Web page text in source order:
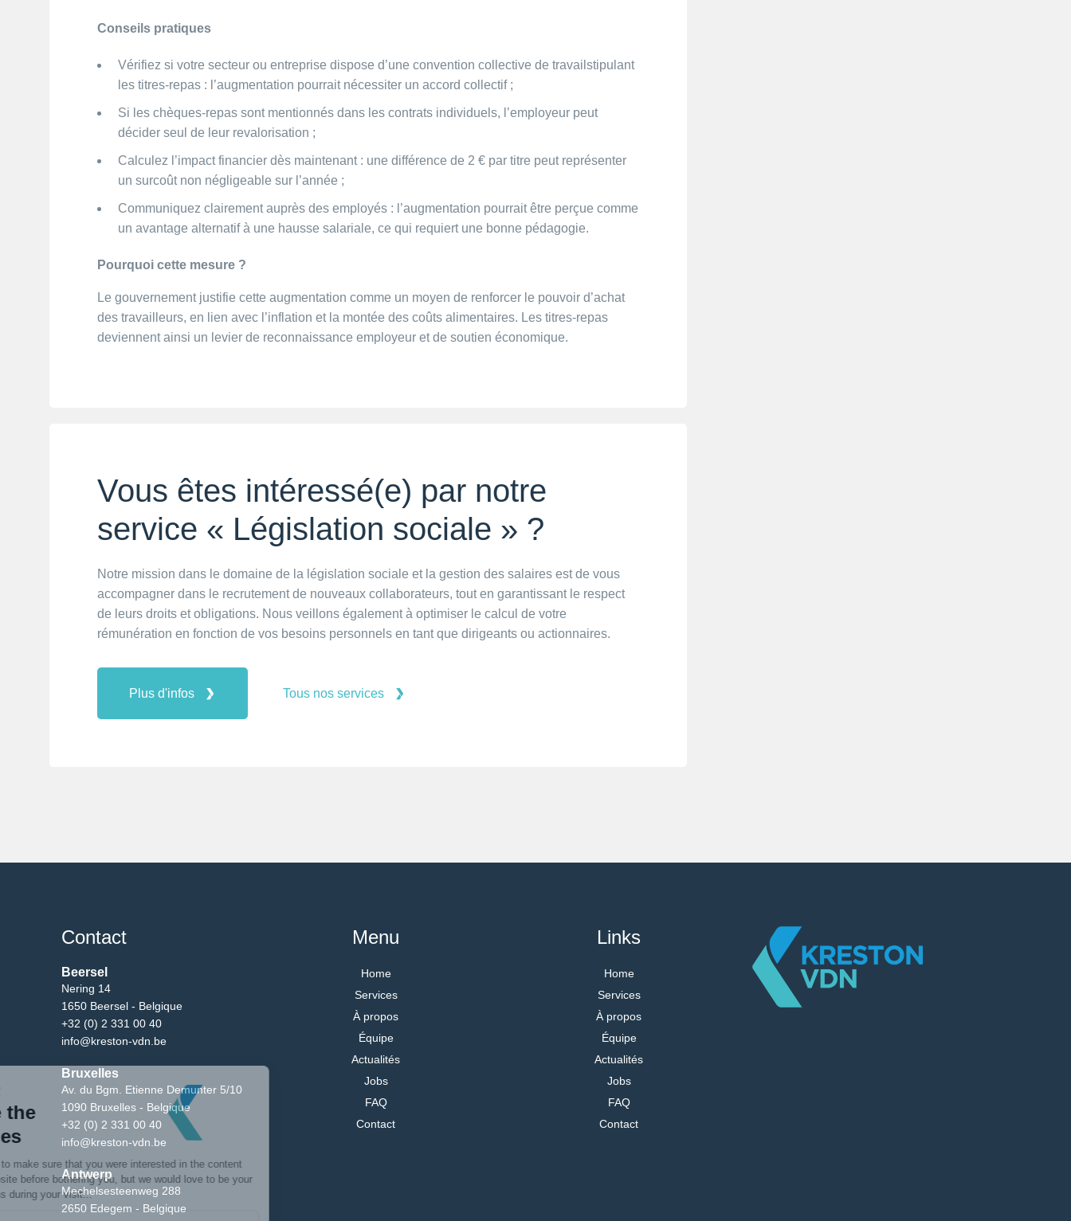
Conseils pratiques
Vérifiez si votre secteur ou entreprise dispose d’une convention collective de travailstipulant
les titres-repas : l’augmentation pourrait nécessiter un accord collectif ;
Si les chèques-repas sont mentionnés dans les contrats individuels, l’employeur peut
décider seul de leur revalorisation ;
Calculez l’impact financier dès maintenant : une différence de 2 € par titre peut représenter
un surcoût non négligeable sur l’année ;
Communiquez clairement auprès des employés : l’augmentation pourrait être perçue comme
un avantage alternatif à une hausse salariale, ce qui requiert une bonne pédagogie.
Pourquoi cette mesure ?
Le gouvernement justifie cette augmentation comme un moyen de renforcer le pouvoir d’achat
des travailleurs, en lien avec l’inflation et la montée des coûts alimentaires. Les titres-repas
deviennent ainsi un levier de reconnaissance employeur et de soutien économique.
Vous êtes intéressé(e) par notre
service « Législation sociale » ?
Notre mission dans le domaine de la législation sociale et la gestion des salaires est de vous
accompagner dans le recrutement de nouveaux collaborateurs, tout en garantissant le respect
de leurs droits et obligations. Nous veillons également à optimiser le calcul de votre
rémunération en fonction de vos besoins personnels en tant que dirigeants ou actionnaires.
Plus d'infos Tous nos services
Contact
Beersel
Nering 14
1650 Beersel - Belgique
+32 (0) 2 331 00 40
info@kreston-vdn.be
Bruxelles
Av. du Bgm. Etienne Demunter 5/10
1090 Bruxelles - Belgique
+32 (0) 2 331 00 40
info@kreston-vdn.be
Antwerp
Mechelsesteenweg 288
2650 Edegem - Belgique
Menu
Home
Services
À propos
Équipe
Actualités
Jobs
FAQ
Contact
Links
Home
Services
À propos
Équipe
Actualités
Jobs
FAQ
Contact